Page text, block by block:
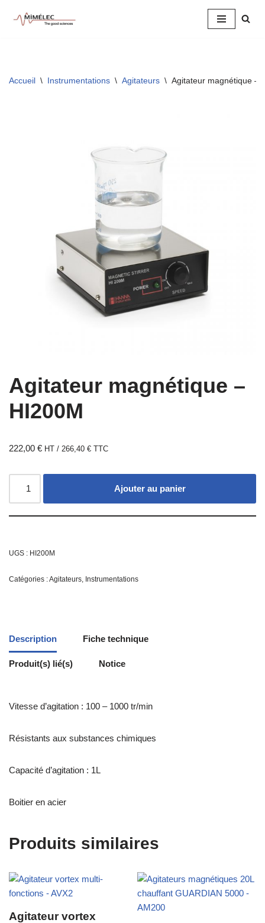
Accueil \ Instrumentations \ Agitateurs \ Agitateur magnétique –
Agitateur magnétique –
HI200M
222,00 € HT / 266,40 € TTC
Ajouter au panier
UGS : HI200M
Catégories :Agitateurs, Instrumentations
Description Fiche technique
Produit(s) lié(s) Notice
Vitesse d’agitation : 100 – 1000 tr/min
Résistants aux substances chimiques
Capacité d’agitation : 1L
Boitier en acier
Produits similaires
Agitateur vortex